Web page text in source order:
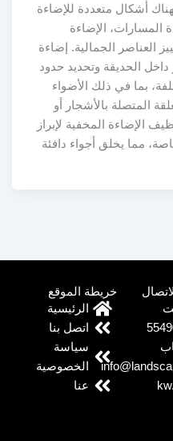
أشكال متعددة للإضاءة
المسارات، الإضاءة
العناصر الجمالية. إضاءة
الحديقة وتحديد حدود
بما في ذلك الأضواء
المتصلة بالأشجار أو
الإضاءة المخفية لإبراز
مما يخلق أجواء دافئة
خريطة الموقع
الرئيسية
اتصل بنا
سياسة
الخصوصية
عنا